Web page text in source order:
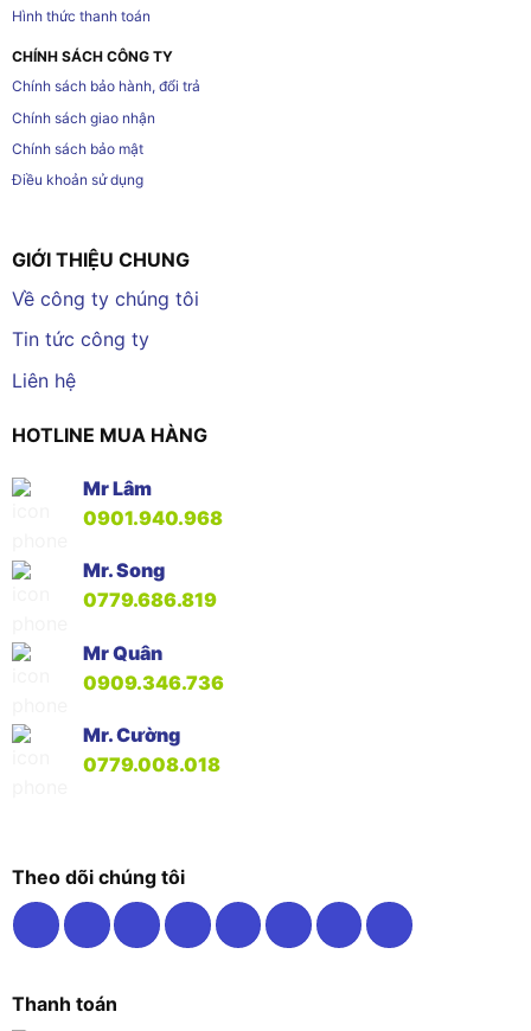
Hình thức thanh toán
CHÍNH SÁCH CÔNG TY
Chính sách bảo hành, đổi trả
Chính sách giao nhận
Chính sách bảo mật
Điều khoản sử dụng
GIỚI THIỆU CHUNG
Về công ty chúng tôi
Tin tức công ty
Liên hệ
HOTLINE MUA HÀNG
Mr Lâm
0901.940.968
Mr. Song
0779.686.819
Mr Quân
0909.346.736
Mr. Cường
0779.008.018
Theo dõi chúng tôi
Thanh toán